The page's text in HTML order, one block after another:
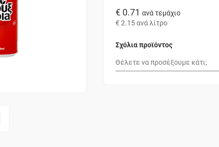
€ 0.71 ανά τεμάχιο
€ 2.15ανά λίτρο
Σχόλια προϊόντος